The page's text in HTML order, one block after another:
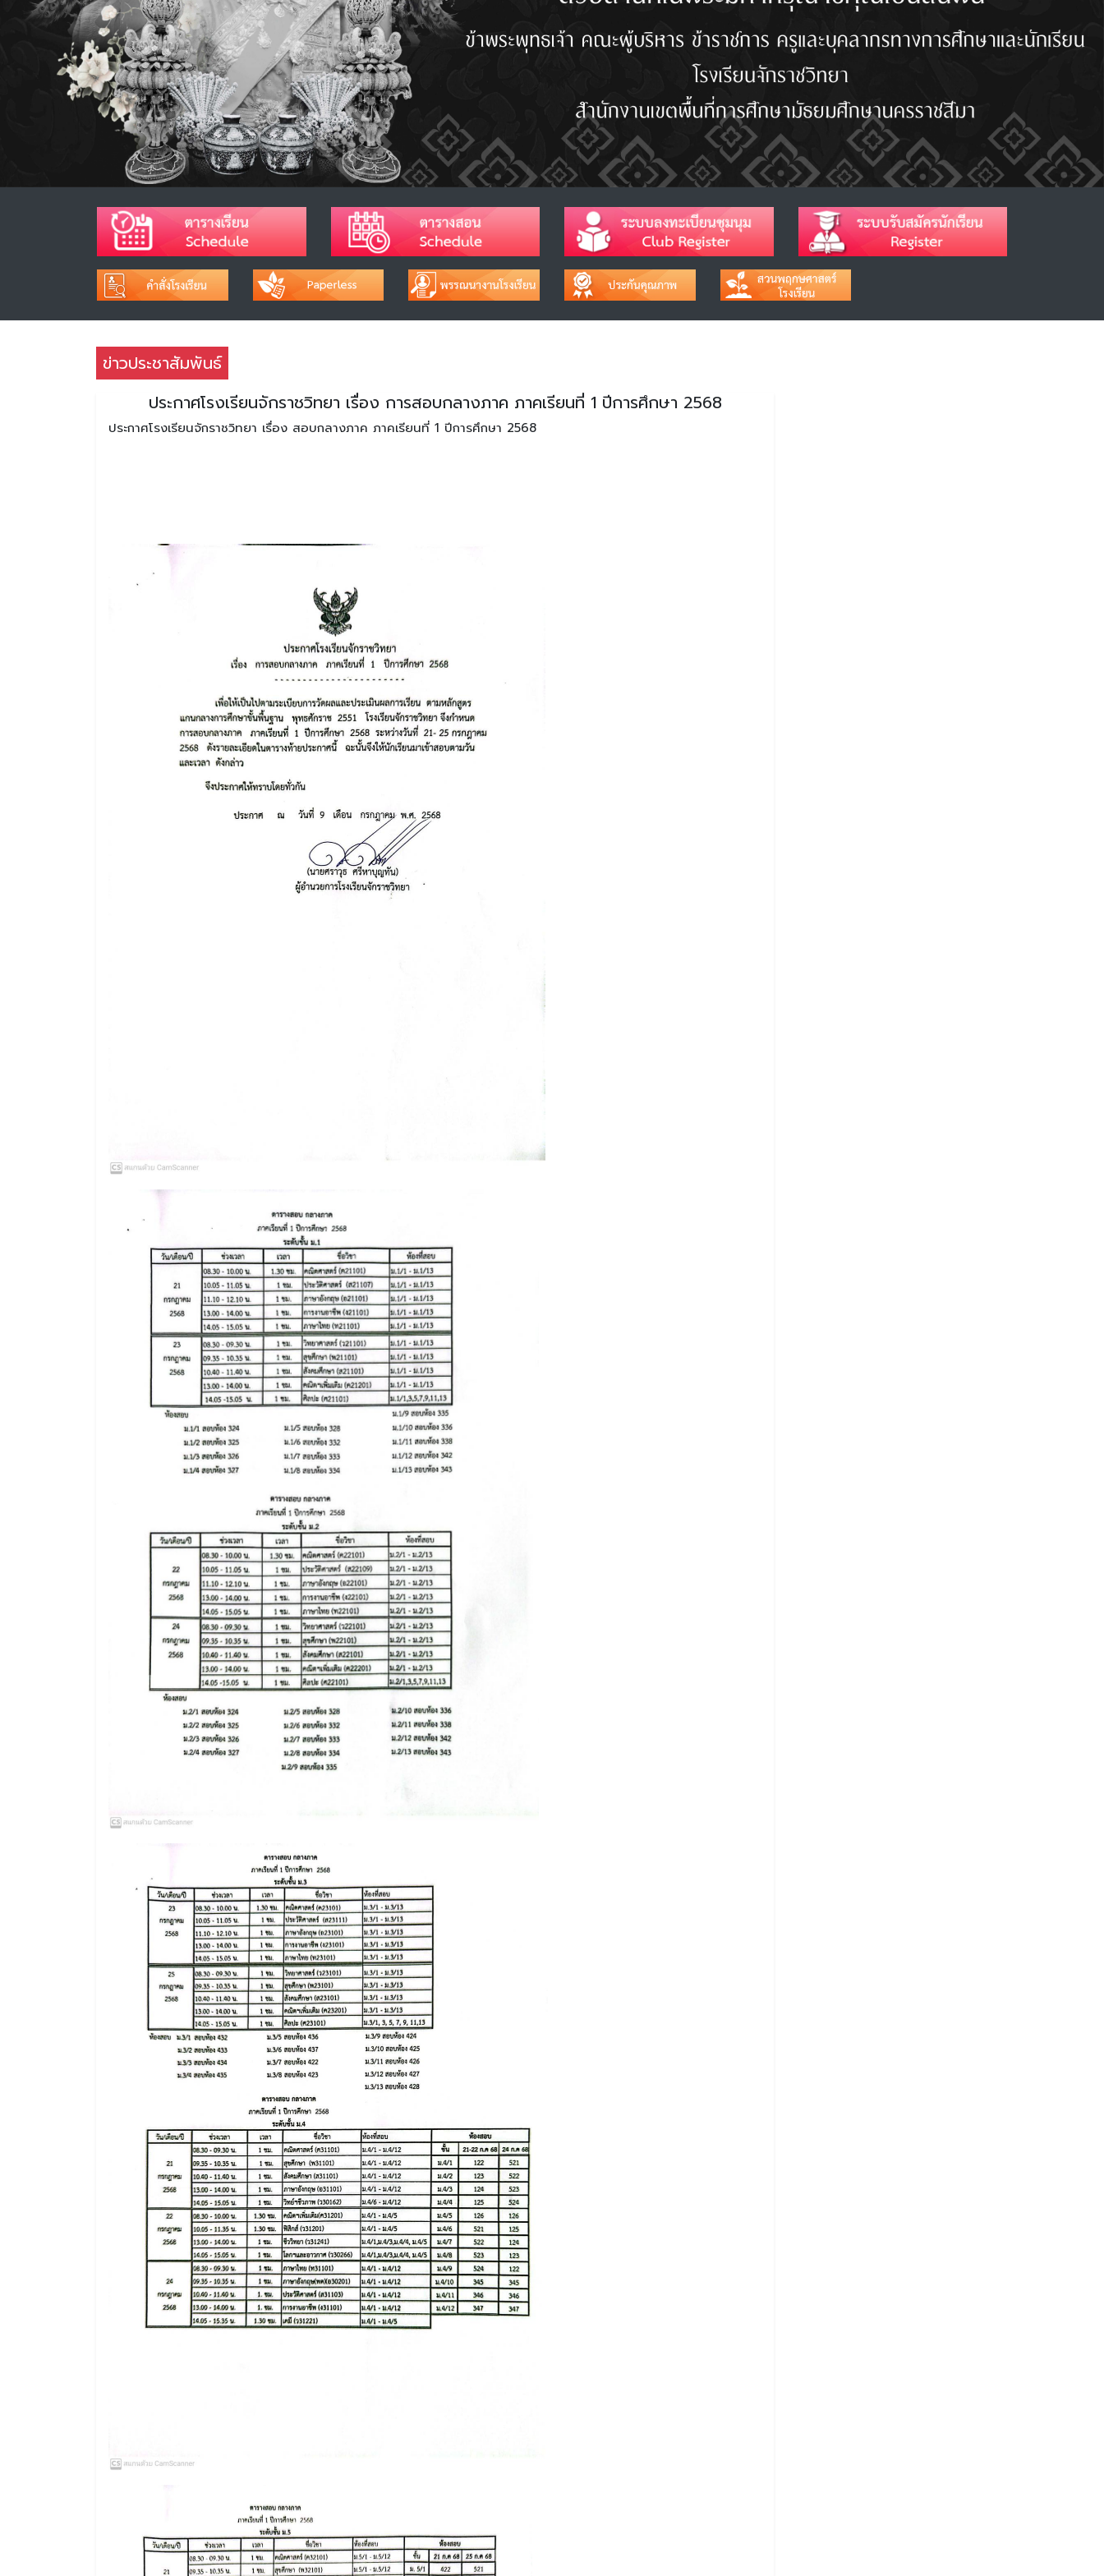
ข่าวประชาสัมพันธ์
ประกาศโรงเรียนจักราชวิทยา เรื่อง การสอบกลางภาค ภาคเรียนที่ 1 ปีการศึกษา 2568
ประกาศโรงเรียนจักราชวิทยา เรื่อง สอบกลางภาค ภาคเรียนที่ 1 ปีการศึกษา 2568